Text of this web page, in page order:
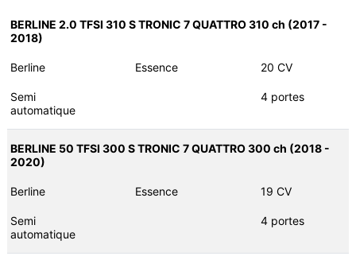
BERLINE 2.0 TFSI 310 S TRONIC 7 QUATTRO 310 ch (2017 -
2018)
Berline Essence 20 CV
Semi
automatique
4 portes
BERLINE 50 TFSI 300 S TRONIC 7 QUATTRO 300 ch (2018 -
2020)
Berline Essence 19 CV
Semi
automatique
4 portes